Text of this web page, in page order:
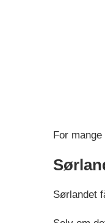
For
Sørlandet